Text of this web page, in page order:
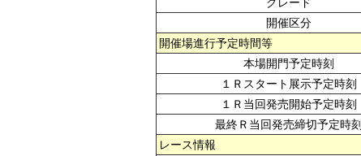
開催区分
開催場進行予定時間等
本場開門予定時刻
１Ｒスタート展示予定時刻
１Ｒ当回発売開始予定時刻
最終Ｒ当回発売締切予定時刻
レース情報